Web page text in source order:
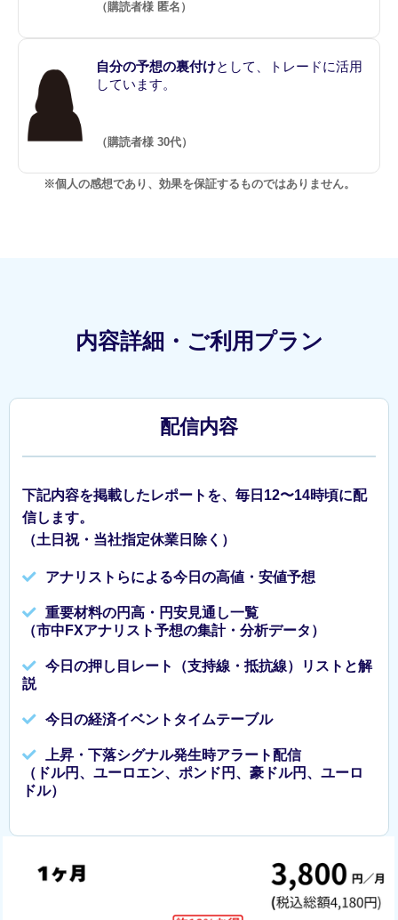
（購読者様 匿名）
自分の予想の裏付けとして、トレードに活用
しています。
（購読者様 30代）
※個人の感想であり、効果を保証するものではありません。
内容詳細・ご利用プラン
配信内容
下記内容を掲載したレポートを、毎日12〜14時頃に配
信します。
（土日祝・当社指定休業日除く）
アナリストらによる今日の高値・安値予想
重要材料の円高・円安見通し一覧
（市中FXアナリスト予想の集計・分析データ）
今日の押し目レート（支持線・抵抗線）リストと解
説
今日の経済イベントタイムテーブル
上昇・下落シグナル発生時アラート配信
（ドル円、ユーロエン、ポンド円、豪ドル円、ユーロ
ドル）